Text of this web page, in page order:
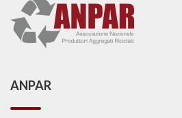
ANPAR